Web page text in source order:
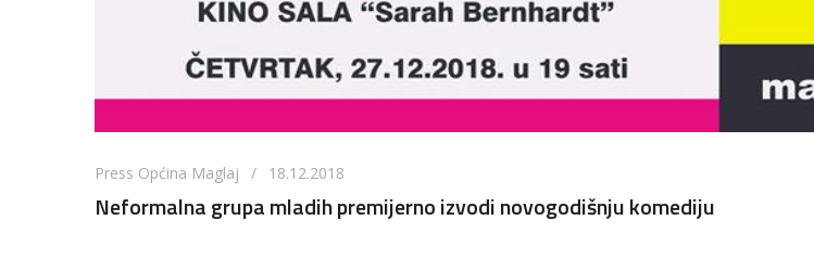
Press Općina Maglaj / 18.12.2018
Neformalna grupa mladih premijerno izvodi novogodišnju komediju